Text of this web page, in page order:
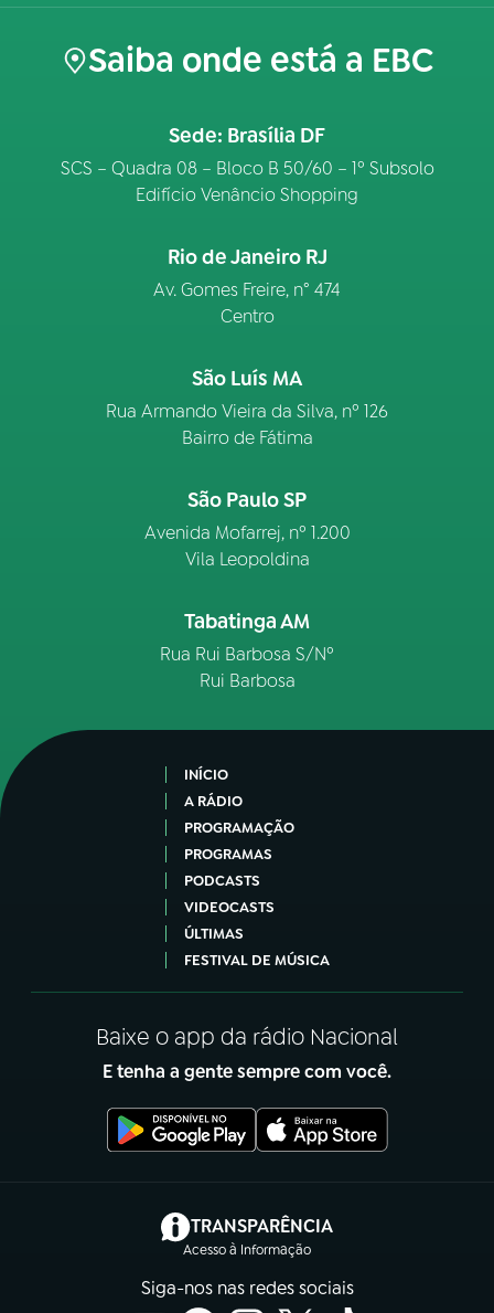
Saiba onde está a EBC
Sede: Brasília DF
SCS – Quadra 08 – Bloco B 50/60 – 1º Subsolo
Edifício Venâncio Shopping
Rio de Janeiro RJ
Av. Gomes Freire, n° 474
Centro
São Luís MA
Rua Armando Vieira da Silva, nº 126
Bairro de Fátima
São Paulo SP
Avenida Mofarrej, nº 1.200
Vila Leopoldina
Tabatinga AM
Rua Rui Barbosa S/Nº
Rui Barbosa
INÍCIO
A RÁDIO
PROGRAMAÇÃO
PROGRAMAS
PODCASTS
VIDEOCASTS
ÚLTIMAS
FESTIVAL DE MÚSICA
Baixe o app da rádio Nacional
E tenha a gente sempre com você.
TRANSPARÊNCIA
Acesso à Informação
(abre em nova aba)
Siga-nos nas redes sociais